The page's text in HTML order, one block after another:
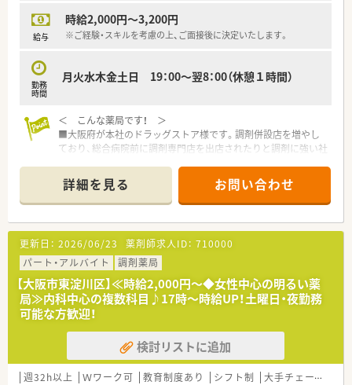
eラーニングなどの研修に関しましては会社でしっかりと負担し
ていただきます。
■産育休取得実績多数！男性職員も数名取得されています！
■キャリアを見据えた研修環境が整っている職場を希望される
方
■プライベートも大切にしたい方
■コミュニケーションが活発な職場で働きたい方
給与
時給2,000円～3,200円
※ご経験・スキルを考慮の上、ご面接後に決定いたします。
勤務
時間
月火水木金土日 19：00～翌8：00（休憩１時間）
＜ こんな薬局です！ ＞
■大阪府が本社のドラッグストア様です。調剤併設店を増やし
ており、総合病院前に調剤専門店を出店されたりと調剤に強い社
■実際に調剤併設店舗ではなく、純粋な調剤薬局が40店舗以上！
20店舗が病院門前の出店です。
■全売上の20％を調剤でカバーできるような経営方針を取って
おり、今後も調剤薬局店舗を新規・併設化で増やしていく為、積
極的に薬剤師を募集されています。医師の訪問診療に同行する
形式の在宅医療にも挑戦しており、活躍の場も広いです。
■非常に離職率が低いため、新卒の20代～60代と幅広いご年齢
層の方がご活躍中！平均年齢も他のドラッグストア企業よりも高
めの印象です。
■ラウンダー薬剤師さんが20名以上おり、別でエリアマネージ
ャー様もいるので、急なお休みや急な応援体制などはしっかりと
対応を頂けます。
＜ コンサルタントおすすめポイント★ ＞
■2022年2月に総合病院の敷地内に開局した調剤専門店舗で
詳細を見る お問い合わせ
更新日： 2026/06/23 薬剤師求人ID： 710000
パート・アルバイト
調剤薬局
【大阪市東淀川区】≪時給2,000円～◆女性中心の明るい薬
局≫内科中心の複数科目♪17時～時給UP！土曜日・夜勤務
可能な方歓迎！
検討リストに追加
週32h以上 Ｗワーク可 教育制度あり シフト制 大手チェーン以外